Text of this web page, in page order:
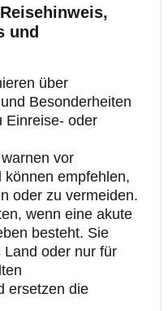
und
über
Besonderheiten
oder
warnen vor
können empfehlen,
oder zu vermeiden.
wenn eine akute
besteht. Sie
Land oder nur für
ersetzen die